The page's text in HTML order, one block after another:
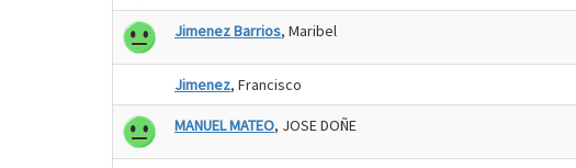
Jimenez Barrios, Maribel
Jimenez, Francisco
MANUEL MATEO, JOSE DOÑE